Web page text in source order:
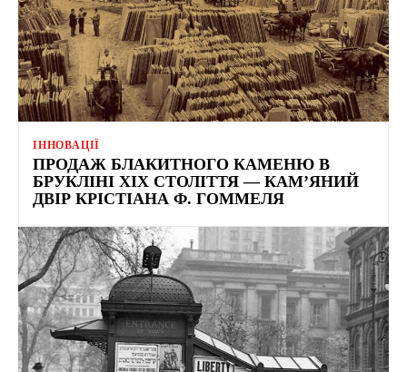
ІННОВАЦІЇ
ПРОДАЖ БЛАКИТНОГО КАМЕНЮ В
БРУКЛІНІ ХІХ СТОЛІТТЯ — КАМ’ЯНИЙ
ДВІР КРІСТІАНА Ф. ГОММЕЛЯ